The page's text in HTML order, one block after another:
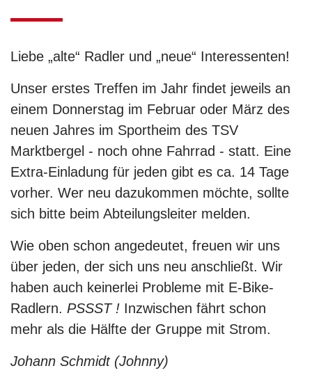
Liebe „alte“ Radler und „neue“ Interessenten!
Unser erstes Treffen im Jahr findet jeweils an
einem Donnerstag im Februar oder März des
neuen Jahres im Sportheim des TSV
Marktbergel - noch ohne Fahrrad - statt. Eine
Extra-Einladung für jeden gibt es ca. 14 Tage
vorher. Wer neu dazukommen möchte, sollte
sich bitte beim Abteilungsleiter melden.
Wie oben schon angedeutet, freuen wir uns
über jeden, der sich uns neu anschließt. Wir
haben auch keinerlei Probleme mit E-Bike-
Radlern. PSSST ! Inzwischen fährt schon
mehr als die Hälfte der Gruppe mit Strom.
Johann Schmidt (Johnny)